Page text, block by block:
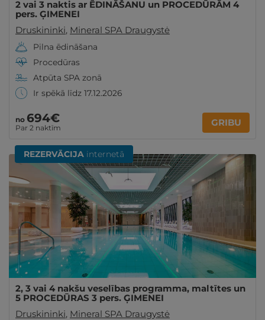
2 vai 3 naktis ar ĒDINĀŠANU un PROCEDŪRĀM 4
pers. ĢIMENEI
Druskininki, Mineral SPA Draugystė
Pilna ēdināšana
Procedūras
Atpūta SPA zonā
Ir spēkā līdz 17.12.2026
no 694€
Par 2 naktīm GRIBU
REZERVĀCIJA internetā
2, 3 vai 4 nakšu veselības programma, maltītes un
5 PROCEDŪRAS 3 pers. ĢIMENEI
Druskininki, Mineral SPA Draugystė